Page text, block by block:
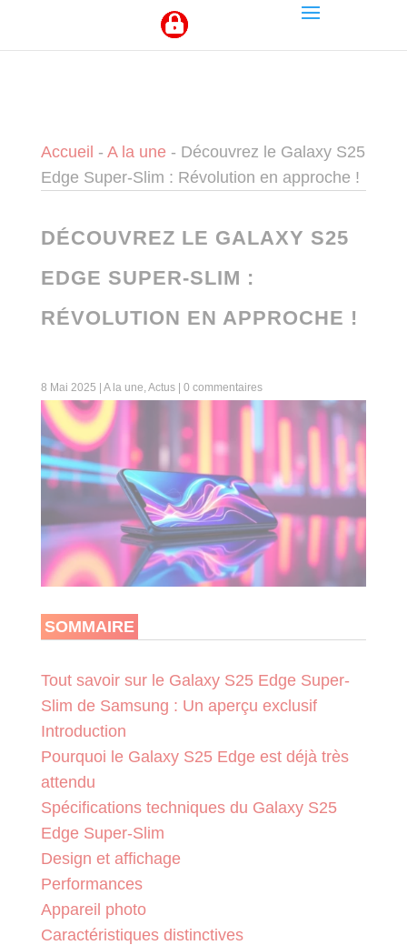
Accueil - A la une - Découvrez le Galaxy S25
Edge Super-Slim : Révolution en approche !
DÉCOUVREZ LE GALAXY S25
EDGE SUPER-SLIM :
RÉVOLUTION EN APPROCHE !
8 Mai 2025 A la une, Actus| 0 commentaires
SOMMAIRE
Tout savoir sur le Galaxy S25 Edge Super-
Slim de Samsung : Un aperçu exclusif
Introduction
Pourquoi le Galaxy S25 Edge est déjà très
attendu
Spécifications techniques du Galaxy S25
Edge Super-Slim
Design et affichage
Performances
Appareil photo
Caractéristiques distinctives
Panneau de gestion des cookies